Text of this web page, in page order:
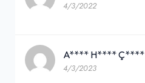
4/3/2022
A**** H**** Ç****
4/3/2023